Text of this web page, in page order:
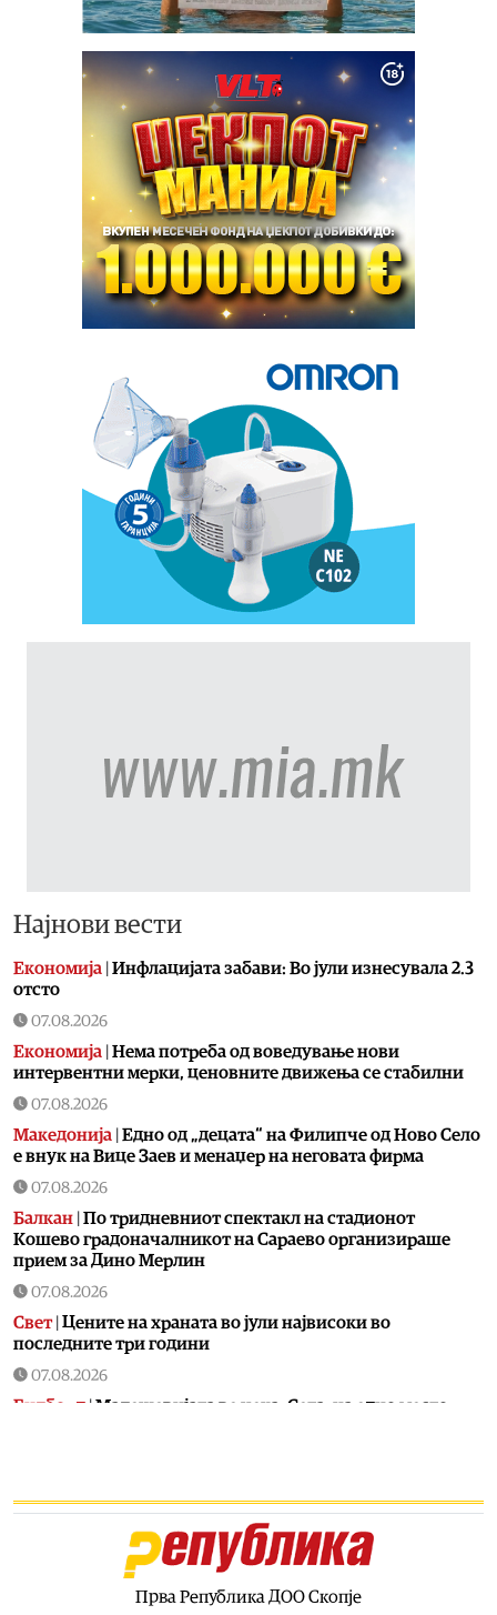
Најнови вести
Економија | Инфлацијата забави: Во јули изнесувала 2.3
отсто
07.08.2026
Економија | Нема потреба од воведување нови
интервентни мерки, ценовните движења се стабилни
07.08.2026
Македонија | Едно од „децата“ на Филипче од Ново Село
е внук на Вице Заев и менаџер на неговата фирма
07.08.2026
Балкан | По тридневниот спектакл на стадионот
Кошево градоначалникот на Сараево организираше
прием за Дино Мерлин
07.08.2026
Свет| Цените на храната во јули највисоки во
последните три години
07.08.2026
Билборд |Малешевијата ве чека. Сета, на едно место
слободен пристап за граѓаните
Калас: Новите руски напади се дополнителна
причина за заострување на санкциите против Москва
Прва Република ДОО Скопје